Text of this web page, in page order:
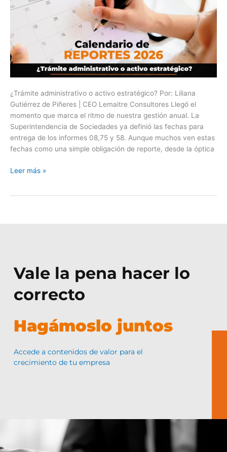
¿Trámite administrativo o activo estratégico? Por: Liliana
Gutiérrez de Piñeres | CEO Lemaitre Consultores Llegó el
momento que marca el ritmo de nuestra gestión anual. La
Superintendencia de Sociedades ya definió las fechas para
entrega de los informes 08,75 y 58. Aunque muchos ven estas
fechas como una simple obligación de reporte, desde la óptica
Leer más »
Vale la pena hacer lo
correcto
Hagámoslo juntos
Accede a contenidos de valor para el
crecimiento de tu empresa